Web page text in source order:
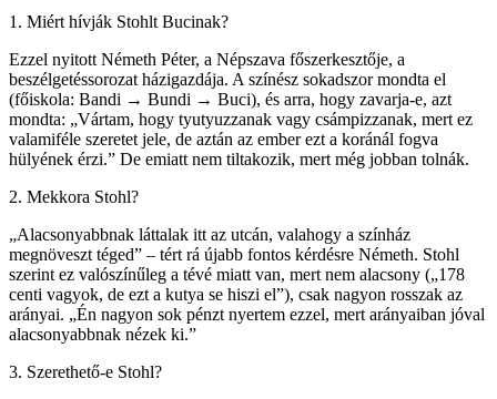
1. Miért hívják Stohlt Bucinak?
Ezzel nyitott Németh Péter, a Népszava főszerkesztője, a
beszélgetéssorozat házigazdája. A színész sokadszor mondta el
(főiskola: Bandi → Bundi → Buci), és arra, hogy zavarja-e, azt
mondta: „Vártam, hogy tyutyuzzanak vagy csámpizzanak, mert ez
valamiféle szeretet jele, de aztán az ember ezt a koránál fogva
hülyének érzi.” De emiatt nem tiltakozik, mert még jobban tolnák.
2. Mekkora Stohl?
„Alacsonyabbnak láttalak itt az utcán, valahogy a színház
megnöveszt téged” – tért rá újabb fontos kérdésre Németh. Stohl
szerint ez valószínűleg a tévé miatt van, mert nem alacsony („178
centi vagyok, de ezt a kutya se hiszi el”), csak nagyon rosszak az
arányai. „Én nagyon sok pénzt nyertem ezzel, mert arányaiban jóval
alacsonyabbnak nézek ki.”
3. Szerethető-e Stohl?